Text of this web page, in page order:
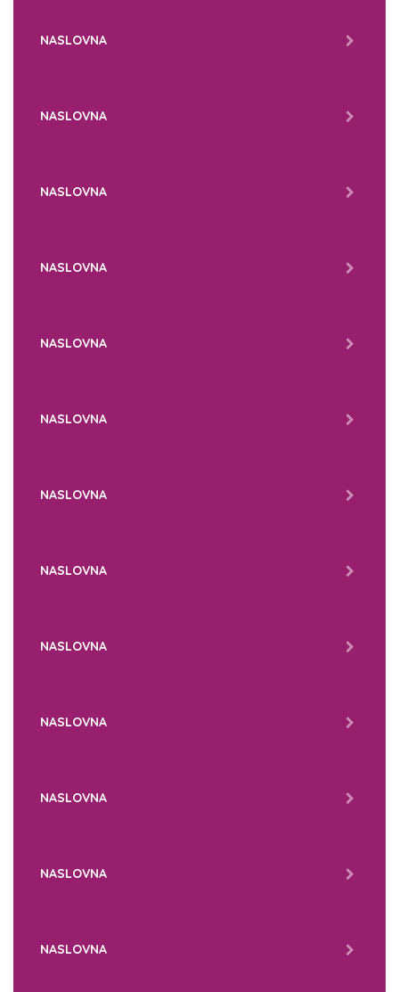
NASLOVNA
NASLOVNA
NASLOVNA
NASLOVNA
NASLOVNA
NASLOVNA
NASLOVNA
NASLOVNA
NASLOVNA
NASLOVNA
NASLOVNA
NASLOVNA
NASLOVNA